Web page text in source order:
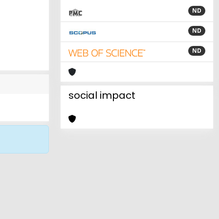
ND
ND
ND
social impact